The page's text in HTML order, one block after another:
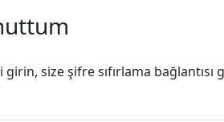
size şifre sıfırlama bağlantısı